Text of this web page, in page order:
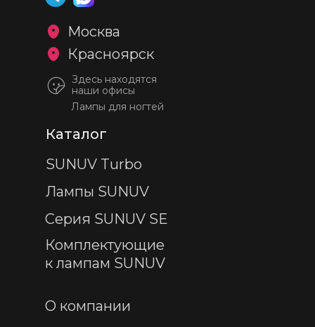
Красноярск
Москва
Здесь находятся
наши офисы
Лампы для ногтей
Каталог
SUNUV Turbo
Лампы SUNUV
Серия SUNUV SE
Комплектующие
к лампам SUNUV
О компании